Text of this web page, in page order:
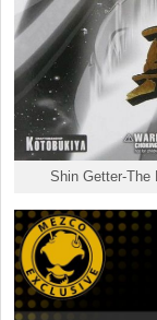
Shin Getter-The